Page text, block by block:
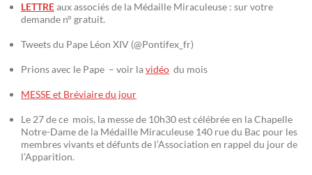
LETTREaux associés de la Médaille Miraculeuse : sur votre
demande n° gratuit.
Tweets du Pape Léon XIV (@Pontifex_fr)
Prions avec le Pape – voir lavidéo du mois
MESSE et Bréviaire du jour
Le 27 de ce mois, la messe de 10h30 est célébrée en la Chapelle
Notre-Dame de la Médaille Miraculeuse 140 rue du Bac pour les
membres vivants et défunts de l’Association en rappel du jour de
l’Apparition.